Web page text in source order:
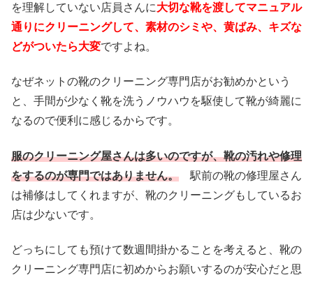
を理解していない店員さんに大切な靴を渡してマニュアル
通りにクリーニングして、素材のシミや、黄ばみ、キズな
どがついたら大変ですよね。
なぜネットの靴のクリーニング専門店がお勧めかという
と、手間が少なく靴を洗うノウハウを駆使して靴が綺麗に
なるので便利に感じるからです。
服のクリーニング屋さんは多いのですが、靴の汚れや修理
をするのが専門ではありません。 駅前の靴の修理屋さん
は補修はしてくれますが、靴のクリーニングもしているお
店は少ないです。
どっちにしても預けて数週間掛かることを考えると、靴の
クリーニング専門店に初めからお願いするのが安心だと思